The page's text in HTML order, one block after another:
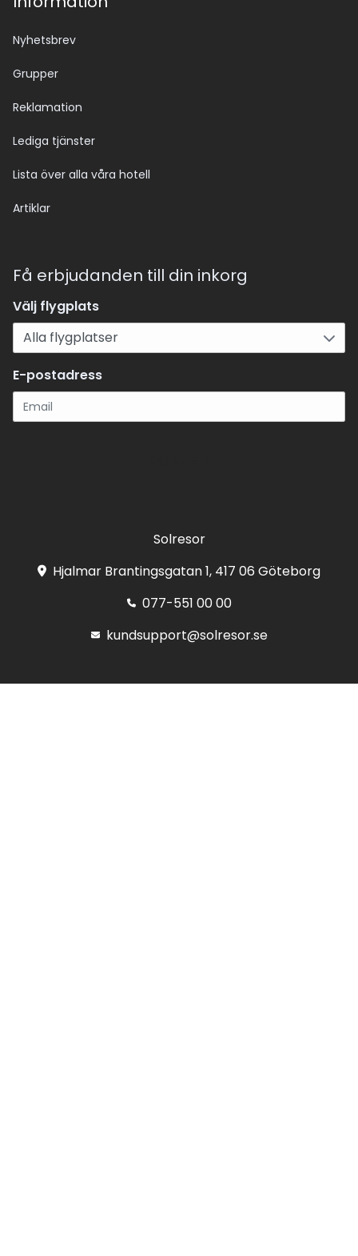
Nyhetsbrev
Grupper
Reklamation
Lediga tjänster
Lista över alla våra hotell
Artiklar
Få erbjudanden till din inkorg
Välj flygplats
E-postadress
Solresor
Hjalmar Brantingsgatan 1, 417 06 Göteborg
077-551 00 00
kundsupport@solresor.se